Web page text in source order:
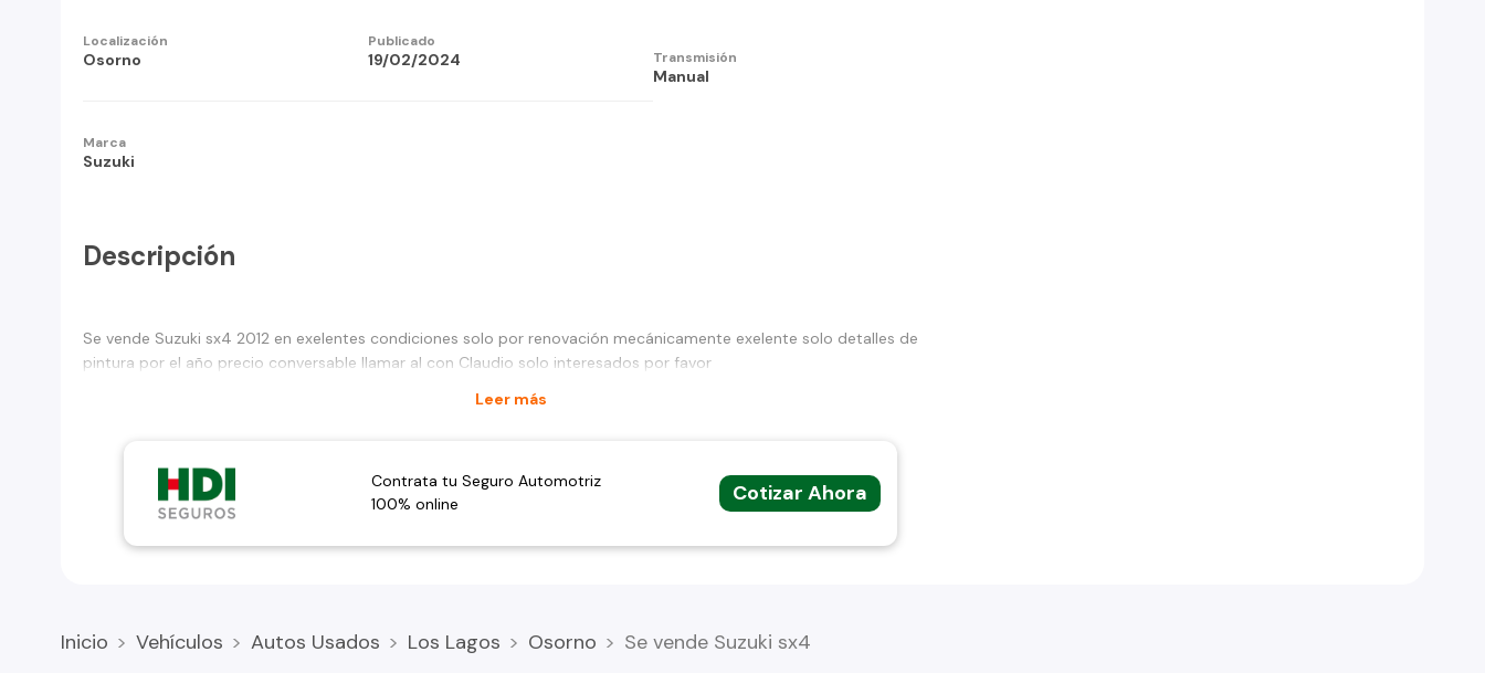
Localización
Osorno
Publicado
19/02/2024 Transmisión
Manual
Marca
Suzuki
Descripción
Se vende Suzuki sx4 2012 en exelentes condiciones solo por renovación mecánicamente exelente solo detalles de
pintura por el año precio conversable llamar al con Claudio solo interesados por favor
Leer más
Contrata tu Seguro Automotriz
100% online
Cotizar Ahora
Inicio Vehículos Autos Usados Los Lagos Osorno Se vende Suzuki sx4